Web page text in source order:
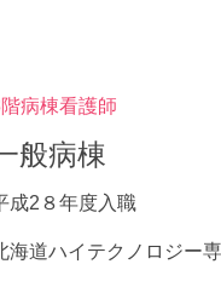
病棟看護師
般病棟
成2８年度入職
海道ハイテクノロジー